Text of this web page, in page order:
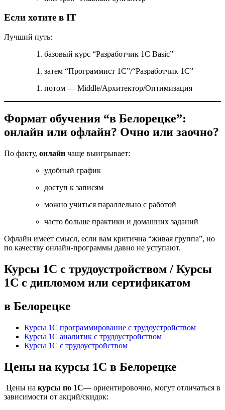
Если хотите в IT
Лучший путь:
базовый курс “Разработчик 1С Basic”
затем “Программист 1С”/“Разработчик 1С”
потом — Middle/Архитектор/Оптимизация
Формат обучения “в Белорецке”:
онлайн или офлайн? Очно или заочно?
По факту, онлайн чаще выигрывает:
удобный график
доступ к записям
можно учиться параллельно с работой
часто больше практики и домашних заданий
Офлайн имеет смысл, если вам критична “живая группа”, но
по качеству онлайн-программы давно не уступают.
Курсы 1С с трудоустройством / Курсы
1С с дипломом или сертификатом
в Белорецке
Курсы 1С программирование с трудоустройством
Курсы 1С аналитик с трудоустройством
Курсы 1С с трудоустройством
Цены на курсы 1С в Белорецке
Цены на курсы по 1С— ориентировочно, могут отличаться в
зависимости от акций/скидок: